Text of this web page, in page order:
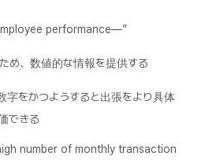
performance—”
め、数値的な情報を提供する
字をかつようすると出張をより具体
できる
number of monthly transaction